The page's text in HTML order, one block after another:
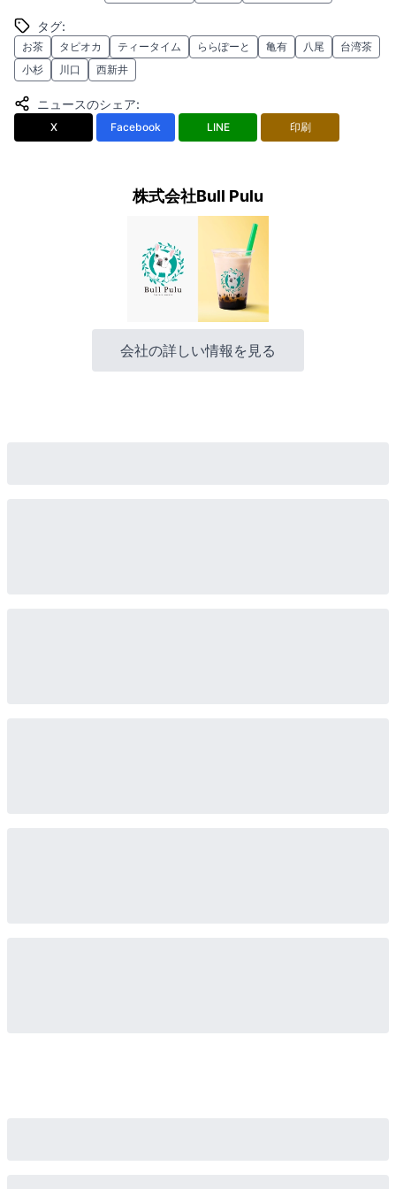
タグ:
お茶 タピオカ ティータイム ららぽーと 亀有 八尾
台湾茶
小杉
川口 西新井
ニュースのシェア:
X Facebook LINE 印刷
株式会社Bull Pulu
会社の詳しい情報を見る